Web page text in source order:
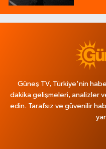
Güneş TV, Türkiye'nin
dakika gelişmeleri, analizler
edin. Tarafsız ve güvenilir